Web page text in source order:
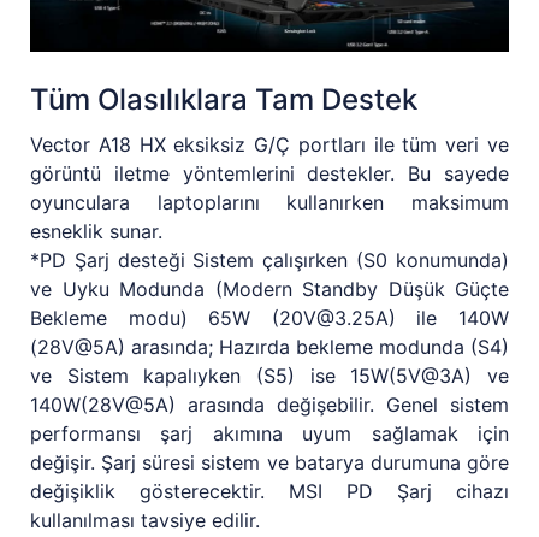
Tüm Olasılıklara Tam Destek
Vector A18 HX eksiksiz G/Ç portları ile tüm veri ve
görüntü iletme yöntemlerini destekler. Bu sayede
oyunculara laptoplarını kullanırken maksimum
esneklik sunar.
*PD Şarj desteği Sistem çalışırken (S0 konumunda)
ve Uyku Modunda (Modern Standby Düşük Güçte
Bekleme modu) 65W (20V@3.25A) ile 140W
(28V@5A) arasında; Hazırda bekleme modunda (S4)
ve Sistem kapalıyken (S5) ise 15W(5V@3A) ve
140W(28V@5A) arasında değişebilir. Genel sistem
performansı şarj akımına uyum sağlamak için
değişir. Şarj süresi sistem ve batarya durumuna göre
değişiklik gösterecektir. MSI PD Şarj cihazı
kullanılması tavsiye edilir.